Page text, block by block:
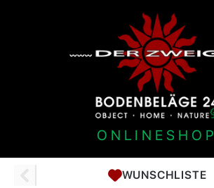
ONLINESHOP
WUNSCHLISTE